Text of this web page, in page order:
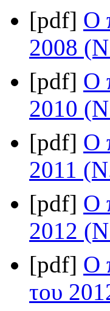
[pdf] Ο
2008
[pdf] Ο
2010
[pdf] Ο
2011
[pdf] Ο
2012
[pdf] Ο
του